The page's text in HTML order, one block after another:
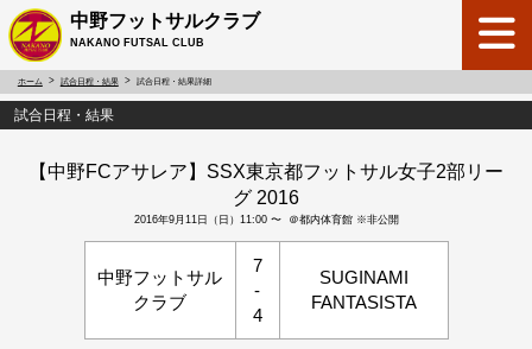
中野フットサルクラブ
NAKANO FUTSAL CLUB
ホーム 試合日程・結果 試合日程・結果詳細
試合日程・結果
【中野FCアサレア】SSX東京都フットサル女子2部リー
グ 2016
2016年9月11日（日）11:00 〜 ＠都内体育館 ※非公開
中野フットサル
クラブ
7
-
4
SUGINAMI
FANTASISTA